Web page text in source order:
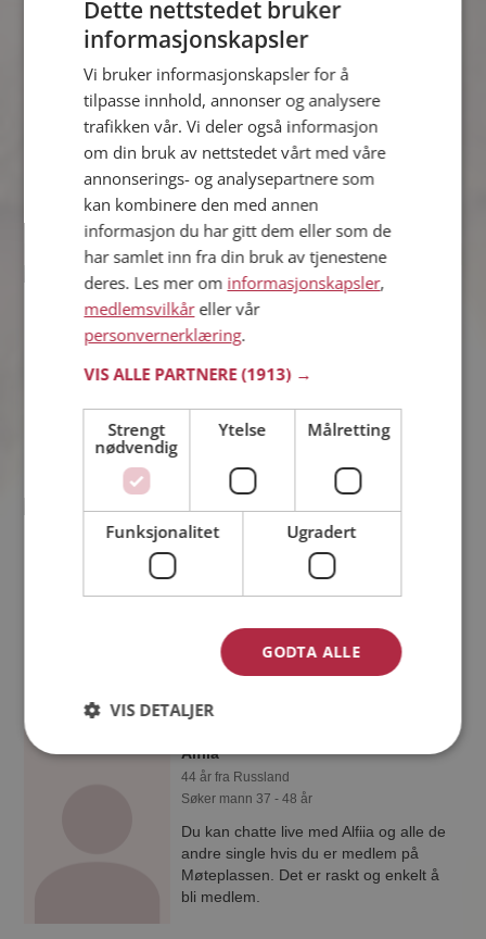
Ahmedd
39 år fra Eda i Värmlands län
Søker kvinne 30 - 42 år
Vil du vite om Ahmedd er den rette for
deg? Bli medlem og se hva Ahmedd
liker å gjøre om kvelden. Kanskje en
treningsentusiast som deg selv?
Tetiana
38 år fra Göteborg i Västra Götalands län
Søker mann 34 - 45 år
Vil du vite om Tetiana er den rette for
deg? Bli medlem og se hva Tetiana
liker å gjøre om kvelden. Kanskje en
treningsentusiast som deg selv?
Liker du å reise? Det gjør kanskje
svaret og mengder av andre
spennende fakta.
Alfiia
44 år fra Russland
Søker mann 37 - 48 år
Du kan chatte live med Alfiia og alle de
andre single hvis du er medlem på
Møteplassen. Det er raskt og enkelt å
bli medlem.
Dette nettstedet bruker
informasjonskapsler
Vi bruker informasjonskapsler for å
tilpasse innhold, annonser og analysere
trafikken vår. Vi deler også informasjon
om din bruk av nettstedet vårt med våre
annonserings- og analysepartnere som
kan kombinere den med annen
informasjon du har gitt dem eller som de
har samlet inn fra din bruk av tjenestene
deres. Les mer om informasjonskapsler,
medlemsvilkåreller vår
personvernerklæring.
VIS ALLE PARTNERE(1913) →
Strengt
nødvendig
Ytelse Målretting
Funksjonalitet Ugradert
GODTA ALLE
VIS DETALJER